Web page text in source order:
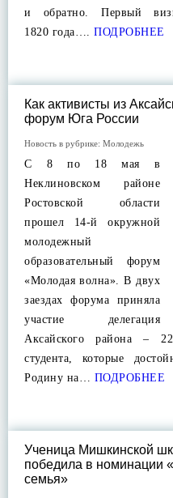
и обратно. Первый
1820 года…. ПОДРОБНЕЕ
Как активисты из
форум Юга России
Новость в рубрике: Молодежь
С 8 по 18 мая в
Неклиновском районе
Ростовской области
прошел 14-й окружной
молодежный
образовательный форум
«Молодая волна». В двух
заездах форума приняла
участие делегация
Аксайского района –
студента, которые
Родину на… ПОДРОБНЕЕ
Ученица Мишкинской
победила в номинации
семья»